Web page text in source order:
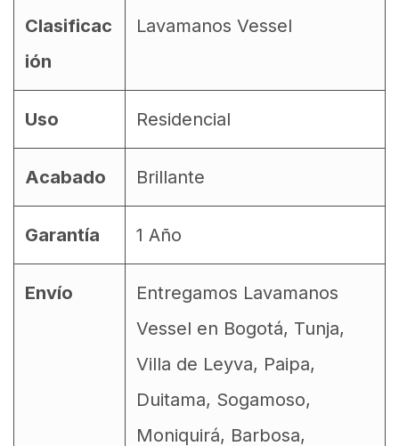
Clasificac
ión
Lavamanos Vessel
Uso Residencial
Acabado Brillante
Garantía 1 Año
Envío
Entregamos Lavamanos
Vessel en Bogotá, Tunja,
Villa de Leyva, Paipa,
Duitama, Sogamoso,
Moniquirá, Barbosa,